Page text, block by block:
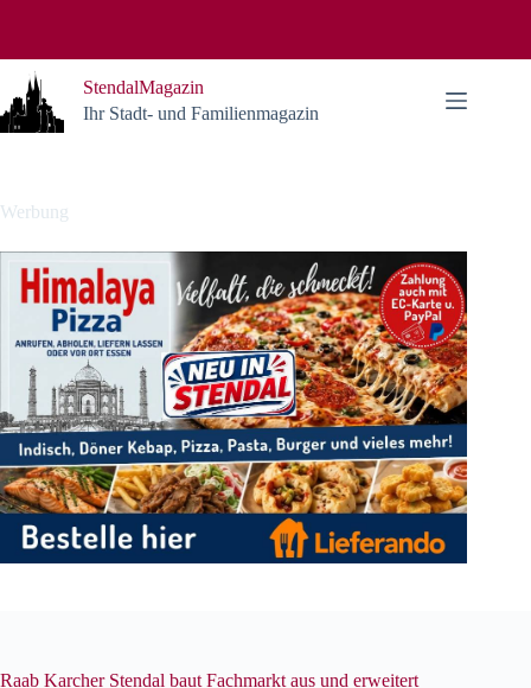
StendalMagazin
Ihr Stadt- und Familienmagazin
Werbung
Raab Karcher Stendal baut Fachmarkt aus und erweitert